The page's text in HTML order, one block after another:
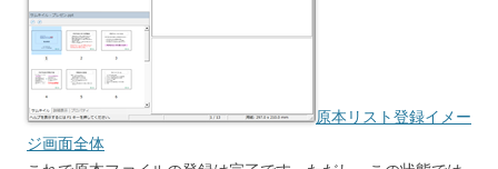
原本リスト登録イメー
ジ画面全体